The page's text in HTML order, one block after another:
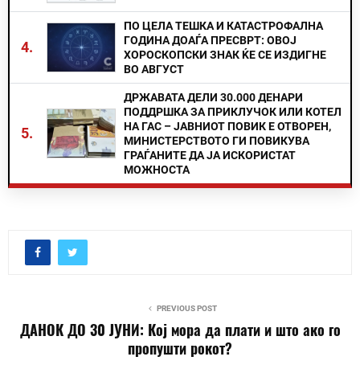
4.
ПО ЦЕЛА ТЕШКА И КАТАСТРОФАЛНА
ГОДИНА ДОАЃА ПРЕСВРТ: ОВОЈ
ХОРОСКОПСКИ ЗНАК ЌЕ СЕ ИЗДИГНЕ
ВО АВГУСТ
5.
ДРЖАВАТА ДЕЛИ 30.000 ДЕНАРИ
ПОДДРШКА ЗА ПРИКЛУЧОК ИЛИ КОТЕЛ
НА ГАС – ЈАВНИОТ ПОВИК Е ОТВОРЕН,
МИНИСТЕРСТВОТО ГИ ПОВИКУВА
ГРАЃАНИТЕ ДА ЈА ИСКОРИСТАТ
МОЖНОСТА
PREVIOUS POST
ДАНОК ДО 30 ЈУНИ: Кој мора да плати и што ако го
пропушти рокот?